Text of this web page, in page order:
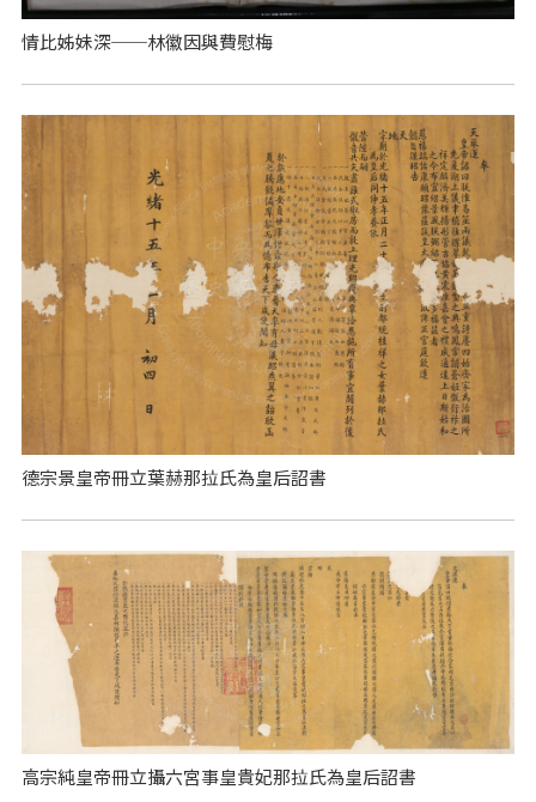
情比姊妹深──林徽因與費慰梅
德宗景皇帝冊立葉赫那拉氏為皇后詔書
高宗純皇帝冊立攝六宮事皇貴妃那拉氏為皇后詔書